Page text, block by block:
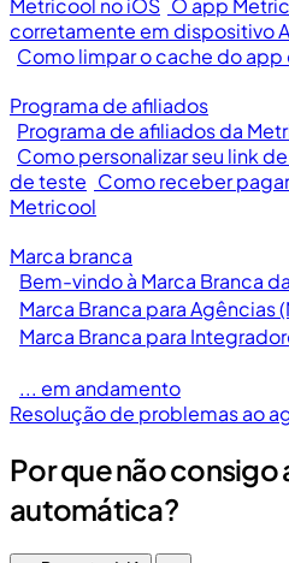
Metricool no iOS O app
corretamente em dispositivo
Como limpar o cache do app
Programa de afiliados
Programa de afiliados da
Como personalizar seu link
de teste Como receber
Metricool
Marca branca
Bem-vindo à Marca Branca
Marca Branca para Agências
Marca Branca para
... em andamento
Resolução de problemas ao
Por que não
automática?